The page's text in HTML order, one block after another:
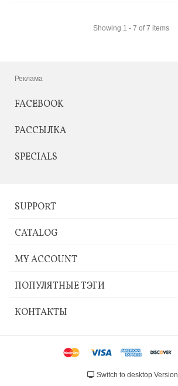
Showing 1 - 7 of 7 items
Реклама
FACEBOOK
РАССЫЛКА
SPECIALS
SUPPORT
CATALOG
MY ACCOUNT
ПОПУЛЯТНЫЕ ТЭГИ
КОНТАКТЫ
Switch to desktop Version